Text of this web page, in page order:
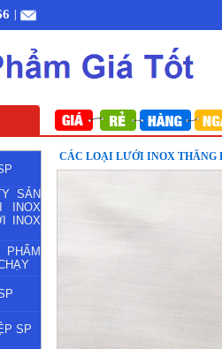
ô 1cm 304 TLG Thăng Long khổ 1m Lưới inox
SẢN
INOX
INOX
SP
CÁC LOẠI LƯỚI INOX THĂNG